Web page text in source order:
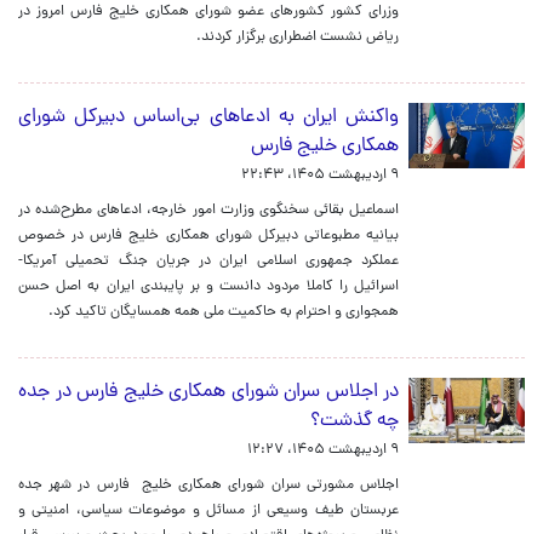
وزرای کشور کشورهای عضو شورای همکاری خلیج فارس امروز در
ریاض نشست اضطراری برگزار کردند.
واکنش ایران به ادعاهای بی‌اساس دبیرکل شورای
همکاری خلیج فارس
۹ اردیبهشت ۱۴۰۵، ۲۲:۴۳
اسماعیل بقائی سخنگوی وزارت امور خارجه، ادعاهای مطرح‌شده در
بیانیه مطبوعاتی دبیرکل شورای همکاری خلیج فارس در خصوص
عملکرد جمهوری اسلامی ایران در جریان جنگ تحمیلی آمریکا-
اسرائیل را کاملا مردود دانست و بر پایبندی ایران به اصل حسن
همجواری و احترام به حاکمیت ملی همه همسایگان تاکید کرد.
در اجلاس سران شورای همکاری خلیج فارس در جده
چه گذشت؟
۹ اردیبهشت ۱۴۰۵، ۱۲:۲۷
اجلاس مشورتی سران شورای همکاری خلیج فارس در شهر جده
عربستان طیف وسیعی از مسائل و موضوعات سیاسی، امنیتی و